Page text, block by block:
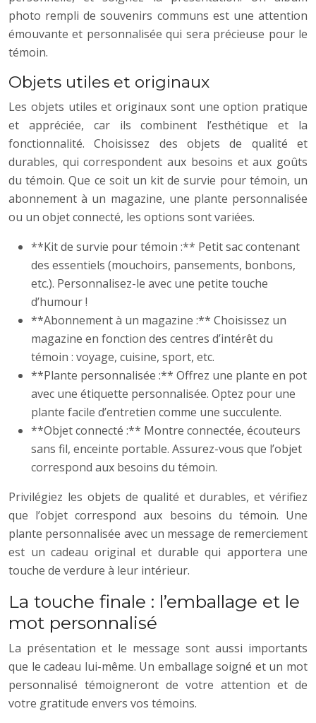
photo rempli de souvenirs communs est une attention
émouvante et personnalisée qui sera précieuse pour le
témoin.
Objets utiles et originaux
Les objets utiles et originaux sont une option pratique
et appréciée, car ils combinent l’esthétique et la
fonctionnalité. Choisissez des objets de qualité et
durables, qui correspondent aux besoins et aux goûts
du témoin. Que ce soit un kit de survie pour témoin, un
abonnement à un magazine, une plante personnalisée
ou un objet connecté, les options sont variées.
**Kit de survie pour témoin :** Petit sac contenant
des essentiels (mouchoirs, pansements, bonbons,
etc.). Personnalisez-le avec une petite touche
d’humour !
**Abonnement à un magazine :** Choisissez un
magazine en fonction des centres d’intérêt du
témoin : voyage, cuisine, sport, etc.
**Plante personnalisée :** Offrez une plante en pot
avec une étiquette personnalisée. Optez pour une
plante facile d’entretien comme une succulente.
**Objet connecté :** Montre connectée, écouteurs
sans fil, enceinte portable. Assurez-vous que l’objet
correspond aux besoins du témoin.
Privilégiez les objets de qualité et durables, et vérifiez
que l’objet correspond aux besoins du témoin. Une
plante personnalisée avec un message de remerciement
est un cadeau original et durable qui apportera une
touche de verdure à leur intérieur.
La touche finale : l’emballage et le
mot personnalisé
La présentation et le message sont aussi importants
que le cadeau lui-même. Un emballage soigné et un mot
personnalisé témoigneront de votre attention et de
votre gratitude envers vos témoins.